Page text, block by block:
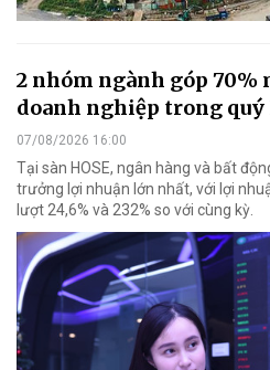
2 nhóm ngành góp 70%
doanh nghiệp trong quý
07/08/2026 16:00
Tại sàn HOSE, ngân hàng và bất
trưởng lợi nhuận lớn nhất, với lợi
lượt 24,6% và 232% so với cùng kỳ.